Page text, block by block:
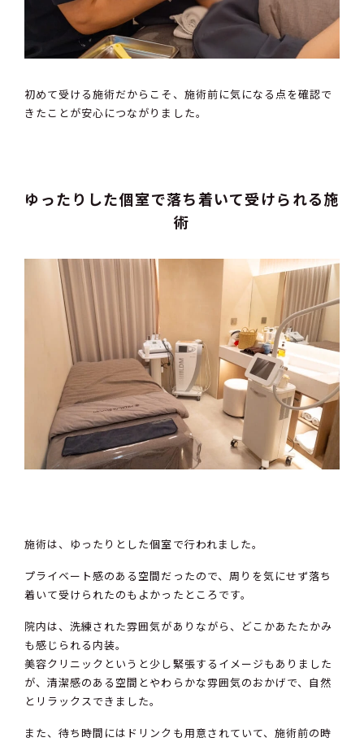
初めて受ける施術だからこそ、施術前に気になる点を確認で
きたことが安心につながりました。
ゆったりした個室で落ち着いて受けられる施
術
施術は、ゆったりとした個室で行われました。
プライベート感のある空間だったので、周りを気にせず落ち
着いて受けられたのもよかったところです。
院内は、洗練された雰囲気がありながら、どこかあたたかみ
も感じられる内装。
美容クリニックというと少し緊張するイメージもありました
が、清潔感のある空間とやわらかな雰囲気のおかげで、自然
とリラックスできました。
また、待ち時間にはドリンクも用意されていて、施術前の時